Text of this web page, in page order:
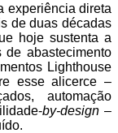
experiência direta
de duas décadas
hoje sustenta a
abastecimento
Lighthouse
esse alicerce –
automação
by-design–